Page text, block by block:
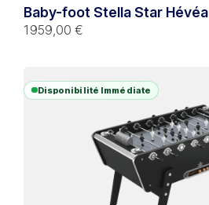
Baby-foot Stella Star Hévéa
1 959,00 €
Disponibilité Immédiate